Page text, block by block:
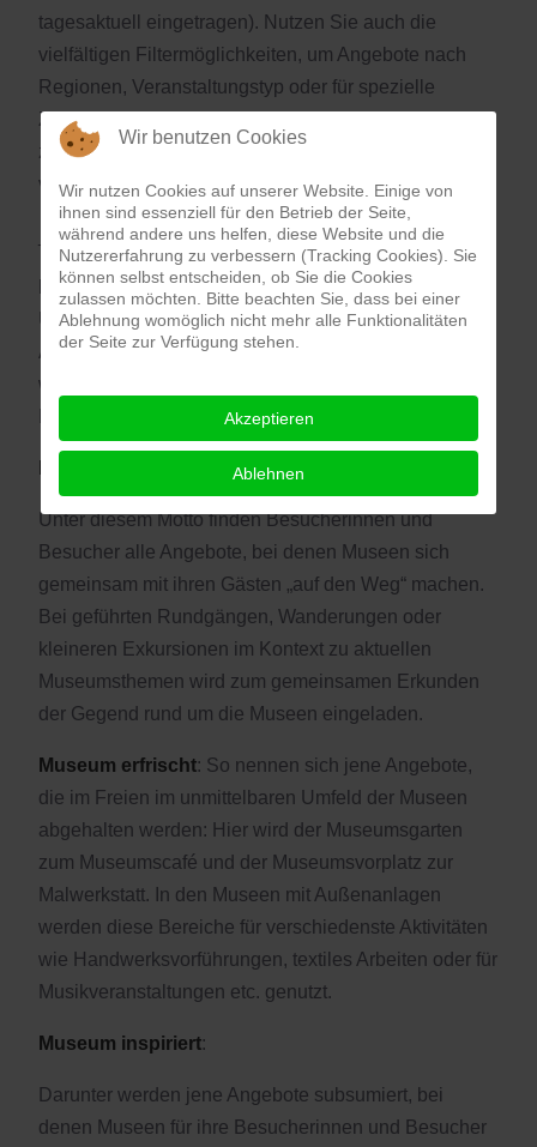
tagesaktuell eingetragen). Nutzen Sie auch die
vielfältigen Filtermöglichkeiten, um Angebote nach
Regionen, Veranstaltungstyp oder für spezielle
Zielgruppen zu finden. Informationen erhalten Sie
zudem auf den Auftritten des Verbunds OÖ Museen
viaFacebookundInstagram.
_________________________________
Programmschienen
Um die Orientierung zu erleichtern und um bei der
Auswahl eigene Schwerpunkte setzen zu können,
werden seitens der Museen heuer erstmals spezielle
Programmschienen geboten:
Unter diesem Motto finden Besucherinnen und
Besucher alle Angebote, bei denen Museen sich
gemeinsam mit ihren Gästen „auf den Weg“ machen.
Bei geführten Rundgängen, Wanderungen oder
kleineren Exkursionen im Kontext zu aktuellen
Museumsthemen wird zum gemeinsamen Erkunden
der Gegend rund um die Museen eingeladen.
Museum erfrischt: So nennen sich jene Angebote,
die im Freien im unmittelbaren Umfeld der Museen
abgehalten werden: Hier wird der Museumsgarten
zum Museumscafé und der Museumsvorplatz zur
Malwerkstatt. In den Museen mit Außenanlagen
werden diese Bereiche für verschiedenste Aktivitäten
wie Handwerksvorführungen, textiles Arbeiten oder für
Musikveranstaltungen etc. genutzt.
Museum inspiriert:
Darunter werden jene Angebote subsumiert, bei
denen Museen für ihre Besucherinnen und Besucher
Wir benutzen Cookies
Wir nutzen Cookies auf unserer Website. Einige von
ihnen sind essenziell für den Betrieb der Seite,
während andere uns helfen, diese Website und die
Nutzererfahrung zu verbessern (Tracking Cookies). Sie
können selbst entscheiden, ob Sie die Cookies
zulassen möchten. Bitte beachten Sie, dass bei einer
Ablehnung womöglich nicht mehr alle Funktionalitäten
der Seite zur Verfügung stehen.
Akzeptieren
Ablehnen